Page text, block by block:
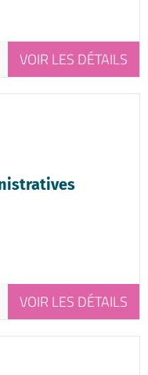
VOIR LES DÉTAILS
VOIR LES DÉTAILS